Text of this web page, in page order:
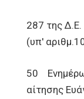
287 της
(υπ'
50
αίτησης